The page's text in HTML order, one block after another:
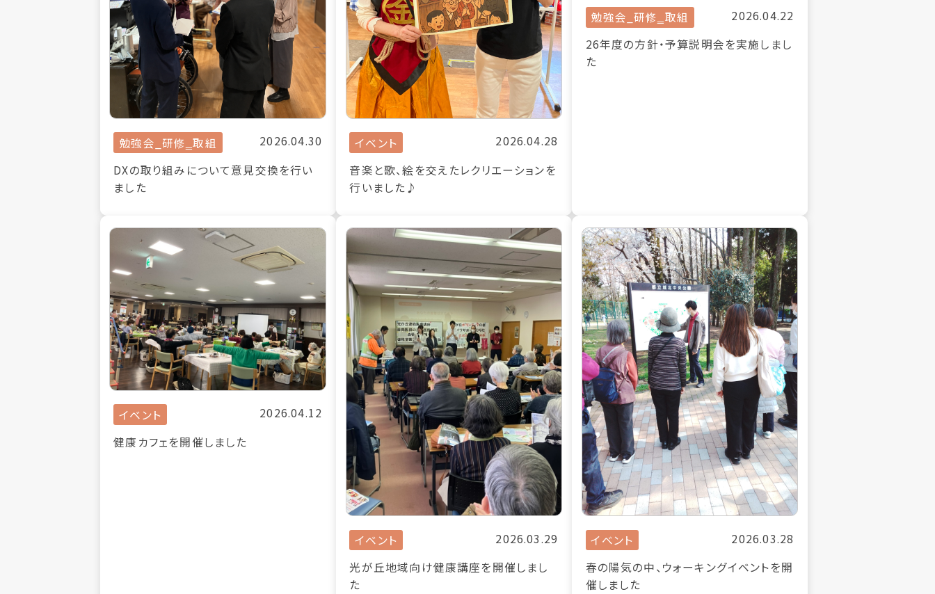
勉強会_研修‗取組
2026.04.30
DXの取り組みについて意見交換を行い
ました
イベント
2026.04.28
音楽と歌、絵を交えたレクリエーションを
行いました♪
勉強会_研修‗取組
2026.04.22
26年度の方針・予算説明会を実施しまし
た
イベント
2026.04.12
健康カフェを開催しました
イベント
2026.03.29
光が丘地域向け健康講座を開催しまし
た
イベント
2026.03.28
春の陽気の中、ウォーキングイベントを開
催しました